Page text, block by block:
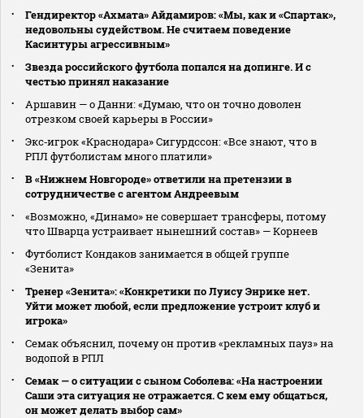
Гендиректор «Ахмата» Айдамиров: «Мы, как и «Спартак»,
недовольны судейством. Не считаем поведение
Касинтуры агрессивным»
Звезда российского футбола попался на допинге. И с
честью принял наказание
Аршавин — о Данни: «Думаю, что он точно доволен
отрезком своей карьеры в России»
Экс‑игрок «Краснодара» Сигурдссон: «Все знают, что в
РПЛ футболистам много платили»
В «Нижнем Новгороде» ответили на претензии в
сотрудничестве с агентом Андреевым
«Возможно, «Динамо» не совершает трансферы, потому
что Шварца устраивает нынешний состав» — Корнеев
Футболист Кондаков занимается в общей группе
«Зенита»
Тренер «Зенита»: «Конкретики по Луису Энрике нет.
Уйти может любой, если предложение устроит клуб и
игрока»
Семак объяснил, почему он против «рекламных пауз» на
водопой в РПЛ
Семак — о ситуации с сыном Соболева: «На настроении
Саши эта ситуация не отражается. С кем ему общаться,
он может делать выбор сам»